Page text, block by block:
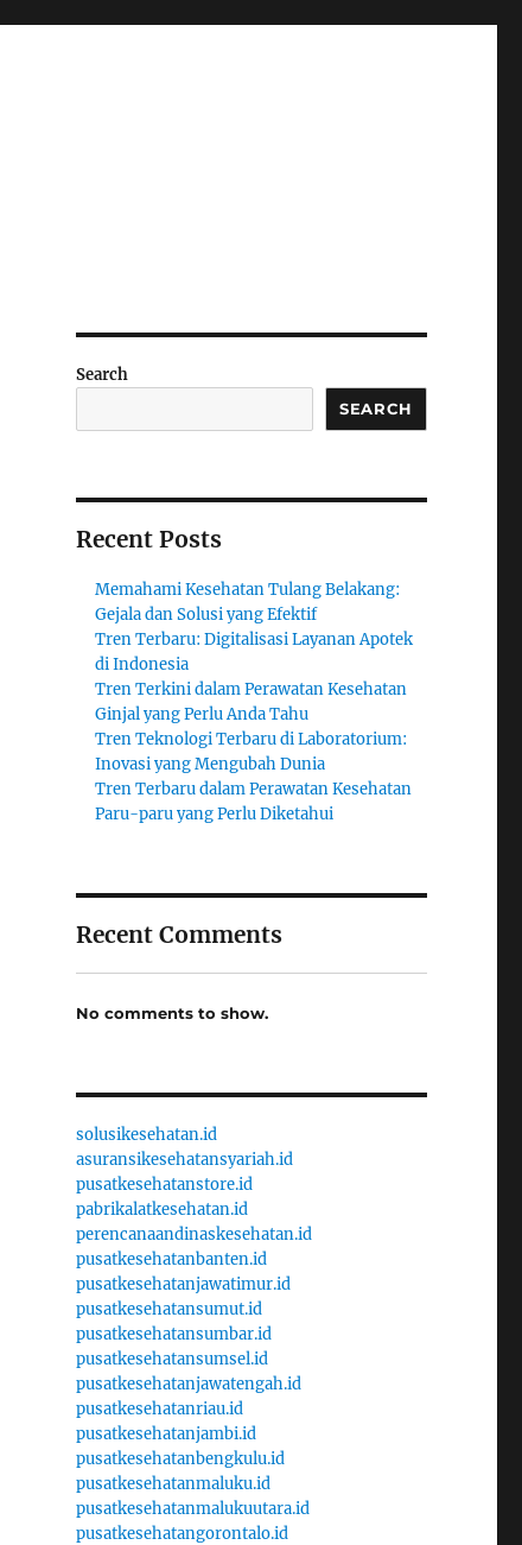
Search
SEARCH
Recent Posts
Memahami Kesehatan Tulang Belakang:
Gejala dan Solusi yang Efektif
Tren Terbaru: Digitalisasi Layanan Apotek
di Indonesia
Tren Terkini dalam Perawatan Kesehatan
Ginjal yang Perlu Anda Tahu
Tren Teknologi Terbaru di Laboratorium:
Inovasi yang Mengubah Dunia
Tren Terbaru dalam Perawatan Kesehatan
Paru-paru yang Perlu Diketahui
Recent Comments
No comments to show.
solusikesehatan.id
asuransikesehatansyariah.id
pusatkesehatanstore.id
pabrikalatkesehatan.id
perencanaandinaskesehatan.id
pusatkesehatanbanten.id
pusatkesehatanjawatimur.id
pusatkesehatansumut.id
pusatkesehatansumbar.id
pusatkesehatansumsel.id
pusatkesehatanjawatengah.id
pusatkesehatanriau.id
pusatkesehatanjambi.id
pusatkesehatanbengkulu.id
pusatkesehatanmaluku.id
pusatkesehatanmalukuutara.id
pusatkesehatangorontalo.id